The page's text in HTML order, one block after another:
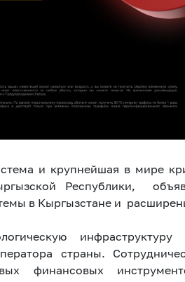
и крупнейшая в мире
Республики,
в Кыргызстане и
страны.
финансовых